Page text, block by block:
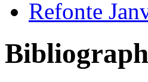
Refonte